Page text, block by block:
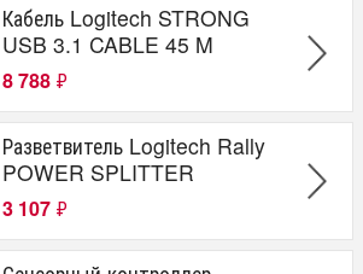
Кабель Logitech STRONG
USB 3.1 CABLE 45 M
8 788 ₽
Разветвитель Logitech Rally
POWER SPLITTER
3 107 ₽